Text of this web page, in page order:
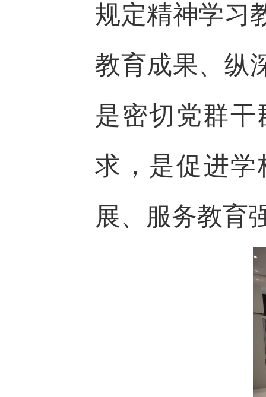
规定精神学习
教育成果、纵
是密切党群
求，是促进学
展、服务教育